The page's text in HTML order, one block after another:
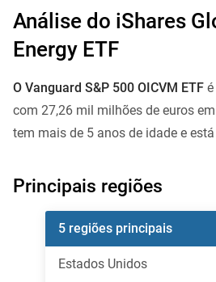
Análise do iShares
Energy ETF
O Vanguard S&P 500 OICVM ETF
com 27,26 mil milhões de euros
tem mais de 5 anos de idade e
Principais regiões
5 regiões principais
Estados Unidos